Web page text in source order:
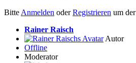
Bitte Anmelden oderRegistrieren um
Rainer Raisch
Autor
Offline
Moderator